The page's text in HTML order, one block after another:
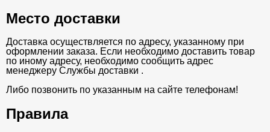
Место доставки
Доставка осуществляется по адресу, указанному при
оформлении заказа. Если необходимо доставить товар
по иному адресу, необходимо сообщить адрес
менеджеру Службы доставки .
Либо позвонить по указанным на сайте телефонам!
Правила